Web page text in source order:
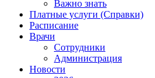
Важно знать
Платные услуги (Справки)
Расписание
Врачи
Сотрудники
Администрация
Новости